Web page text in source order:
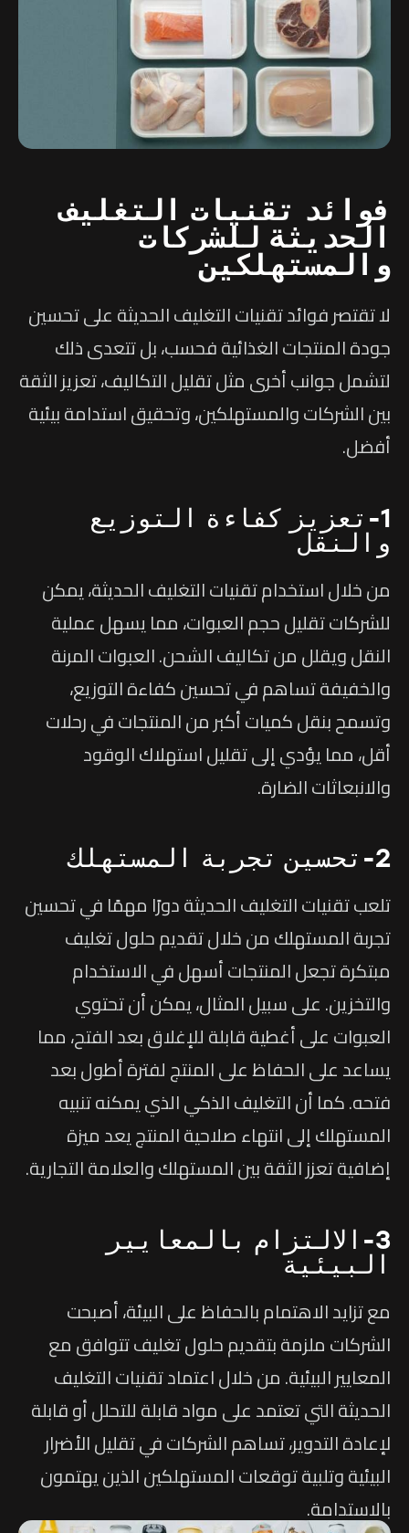
فوائد تقنيات التغليف
الحديثة للشركات
والمستهلكين
لا تقتصر فوائد تقنيات التغليف الحديثة على تحسين
جودة المنتجات الغذائية فحسب، بل تتعدى ذلك
لتشمل جوانب أخرى مثل تقليل التكاليف، تعزيز الثقة
بين الشركات والمستهلكين، وتحقيق استدامة بيئية
أفضل.
1-تعزيز كفاءة التوزيع
والنقل
من خلال استخدام تقنيات التغليف الحديثة، يمكن
للشركات تقليل حجم العبوات، مما يسهل عملية
النقل ويقلل من تكاليف الشحن. العبوات المرنة
والخفيفة تساهم في تحسين كفاءة التوزيع،
وتسمح بنقل كميات أكبر من المنتجات في رحلات
أقل، مما يؤدي إلى تقليل استهلاك الوقود
والانبعاثات الضارة.
2-تحسين تجربة المستهلك
تلعب تقنيات التغليف الحديثة دورًا مهمًا في تحسين
تجربة المستهلك من خلال تقديم حلول تغليف
مبتكرة تجعل المنتجات أسهل في الاستخدام
والتخزين. على سبيل المثال، يمكن أن تحتوي
العبوات على أغطية قابلة للإغلاق بعد الفتح، مما
يساعد على الحفاظ على المنتج لفترة أطول بعد
فتحه. كما أن التغليف الذكي الذي يمكنه تنبيه
المستهلك إلى انتهاء صلاحية المنتج يعد ميزة
إضافية تعزز الثقة بين المستهلك والعلامة التجارية.
3-الالتزام بالمعايير
البيئية
مع تزايد الاهتمام بالحفاظ على البيئة، أصبحت
الشركات ملزمة بتقديم حلول تغليف تتوافق مع
المعايير البيئية. من خلال اعتماد تقنيات التغليف
الحديثة التي تعتمد على مواد قابلة للتحلل أو قابلة
لإعادة التدوير، تساهم الشركات في تقليل الأضرار
البيئية وتلبية توقعات المستهلكين الذين يهتمون
بالاستدامة.